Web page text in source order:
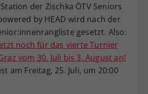
der Zischka ÖTV Seniors
by HEAD wird nach der
gesetzt. Also:
noch für das vierte Turnier
vom 30. Juli bis 3. August an!
am Freitag, 25. Juli, um 20:00